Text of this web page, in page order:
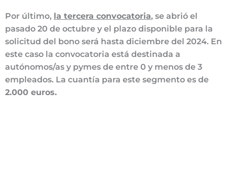
Por último, la tercera convocatoria, se abrió el
pasado 20 de octubre y el plazo disponible para la
solicitud del bono será hasta diciembre del 2024. En
este caso la convocatoria está destinada a
autónomos/as y pymes de entre 0 y menos de 3
empleados. La cuantía para este segmento es de
2.000 euros.